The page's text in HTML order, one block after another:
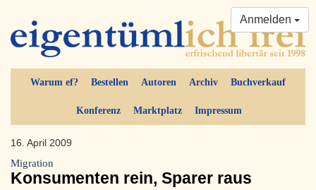
Warum ef? Bestellen Autoren Archiv Buchverkauf
Konferenz Marktplatz Impressum
Anmelden
16. April 2009
Migration
Konsumenten rein, Sparer raus